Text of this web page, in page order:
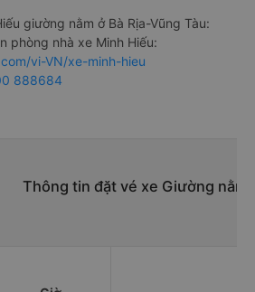
giường nằm ở Bà Rịa-Vũng Tàu:
phòng nhà xe Minh Hiếu:
vi-VN/xe-minh-hieu
888684
Thông tin đặt vé xe Giường nằm